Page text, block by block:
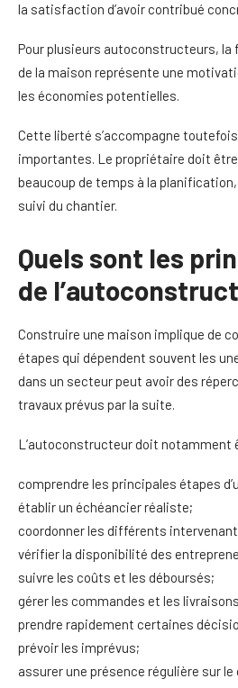
la satisfaction d’avoir contribué
Pour plusieurs autoconstructeurs, la
de la maison représente une
les économies potentielles.
Cette liberté s’accompagne
importantes. Le propriétaire doit
beaucoup de temps à la
suivi du chantier.
Quels sont les
de
Construire une maison implique de
étapes qui dépendent souvent les
dans un secteur peut avoir des
travaux prévus par la suite.
L’autoconstructeur doit notamment
comprendre les principales étapes
établir un échéancier réaliste;
coordonner les différents
vérifier la disponibilité des
suivre les coûts et les déboursés;
gérer les commandes et les
prendre rapidement certaines
prévoir les imprévus;
assurer une présence régulière sur le